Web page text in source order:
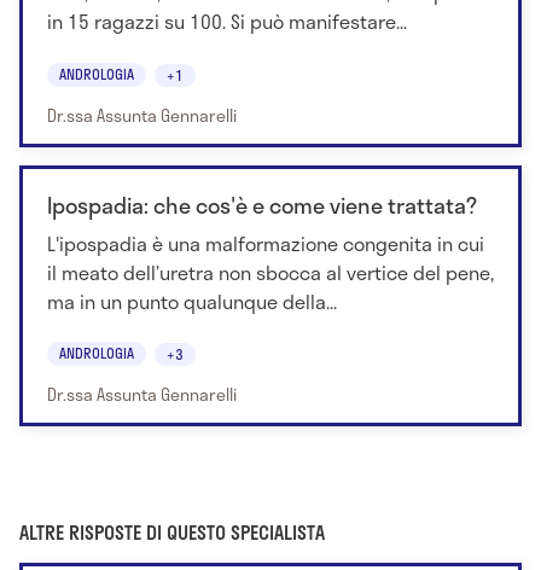
in 15 ragazzi su 100. Si può manifestare...
ANDROLOGIA +1
Dr.ssa Assunta Gennarelli
Ipospadia: che cos'è e come viene trattata?
L'ipospadia è una malformazione congenita in cui
il meato dell’uretra non sbocca al vertice del pene,
ma in un punto qualunque della...
ANDROLOGIA +3
Dr.ssa Assunta Gennarelli
ALTRE RISPOSTE DI QUESTO SPECIALISTA